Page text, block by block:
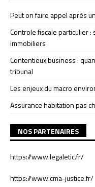
Peut on faire appel après
Controle fiscale particulier
immobiliers
Contentieux business :
tribunal
Les enjeux du macro
Assurance habitation pas
NOS PARTENAIRES
https://www.legaletic.fr/
https://www.cma-justice.fr/